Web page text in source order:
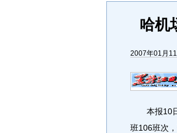
哈机
2007年01月
本报10日
班106班次